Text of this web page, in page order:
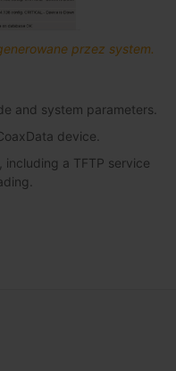
przez system.
and system parameters.
device.
including a TFTP service